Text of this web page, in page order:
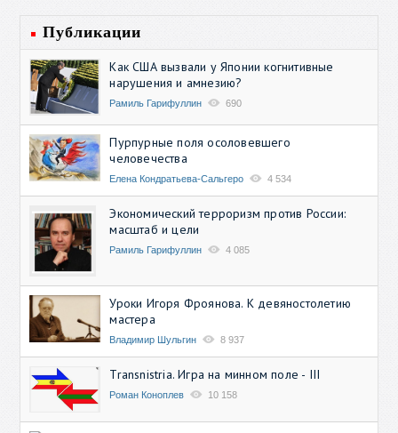
Публикации
Как США вызвали у Японии когнитивные
нарушения и амнезию?
Рамиль Гарифуллин 690
Пурпурные поля осоловевшего
человечества
Елена Кондратьева-Сальгеро 4 534
Экономический терроризм против России:
масштаб и цели
Рамиль Гарифуллин 4 085
Уроки Игоря Фроянова. К девяностолетию
мастера
Владимир Шульгин 8 937
Transnistria. Игра на минном поле - III
Роман Коноплев 10 158